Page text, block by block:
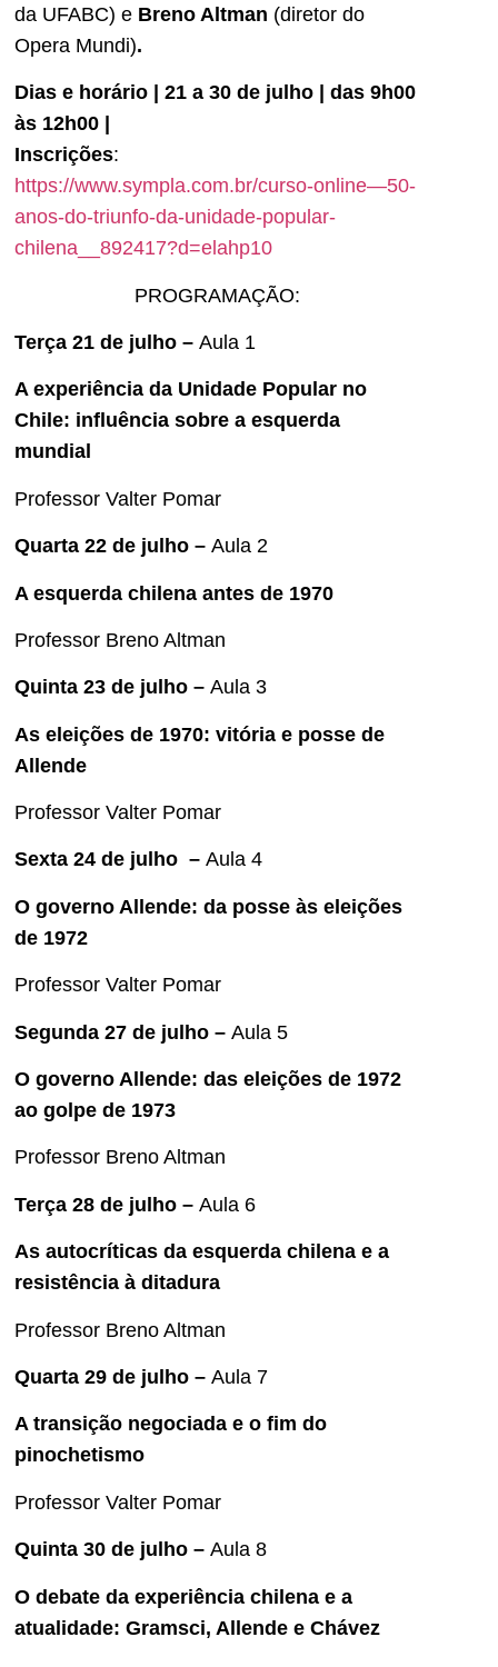
da UFABC) e Breno Altman (diretor do
Opera Mundi).
Dias e horário
| 21 a 30 de julho | das 9h00
às 12h00 |
Inscrições:
https://www.sympla.com.br/curso-online—50-
anos-do-triunfo-da-unidade-popular-
chilena__892417?d=elahp10
PROGRAMAÇÃO:
Terça 21 de julho – Aula 1
A experiência da Unidade Popular no
Chile: influência sobre a esquerda
mundial
Professor Valter Pomar
Quarta 22 de julho – Aula 2
A esquerda chilena antes de 1970
Professor Breno Altman
Quinta 23 de julho – Aula 3
As eleições de 1970: vitória e posse de
Allende
Professor Valter Pomar
Sexta 24 de julho – Aula 4
O governo Allende: da posse às eleições
de 1972
Professor Valter Pomar
Segunda 27 de julho – Aula 5
O governo Allende: das eleições de 1972
ao golpe de 1973
Professor Breno Altman
Terça 28 de julho – Aula 6
As autocríticas da esquerda chilena e a
resistência à ditadura
Professor Breno Altman
Quarta 29 de julho – Aula 7
A transição negociada e o fim do
pinochetismo
Professor Valter Pomar
Quinta 30 de julho – Aula 8
O debate da experiência chilena e a
atualidade: Gramsci, Allende e Chávez